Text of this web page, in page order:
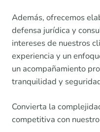
Además, ofrecemos
defensa jurídica y
intereses de nuestros
experiencia y un
un acompañamiento
tranquilidad y
Convierta la
competitiva con